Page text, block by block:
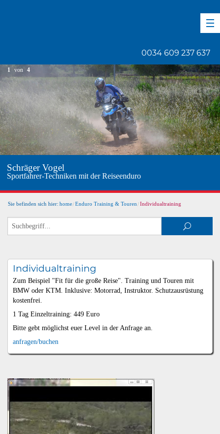
0034 609 237 637
mit der Reiseenduro
1 von 4
Sie befinden sich hier: home Enduro Training & Touren Individualtraining
Individualtraining
Zum Beispiel "Fit für die große Reise". Training und Touren mit
BMW oder KTM. Inklusive: Motorrad, Instruktor. Schutzausrüstung
kostenfrei.
1 Tag Einzeltraining: 449 Euro
Bitte gebt möglichst euer Level in der Anfrage an.
anfragen/buchen